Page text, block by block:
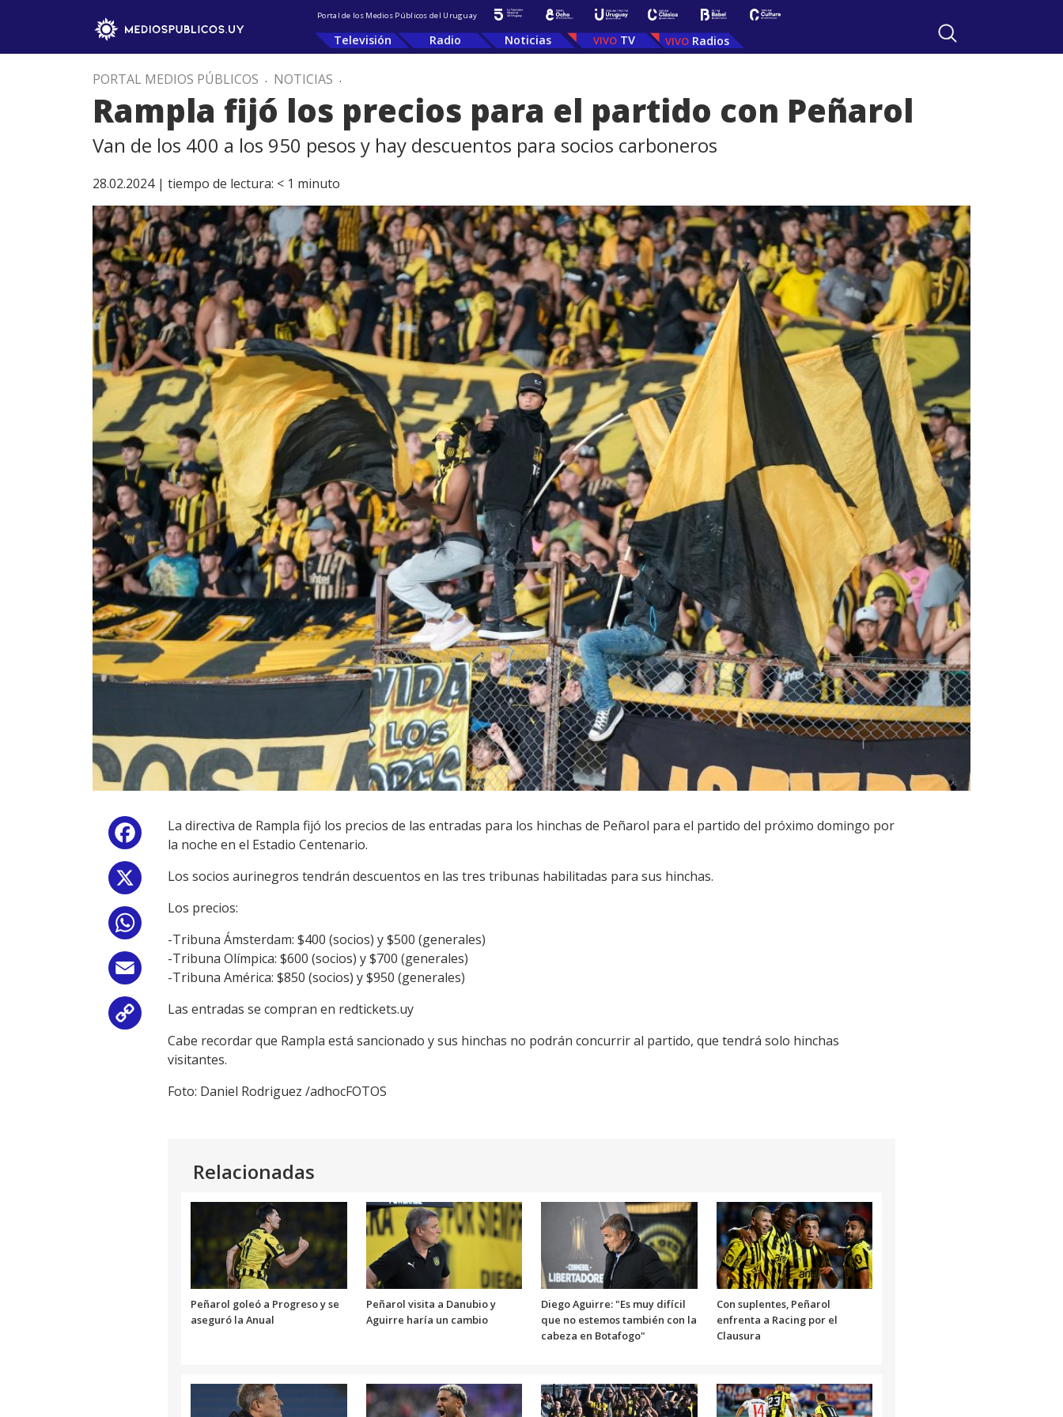
Portal de los Medios Públicos del Uruguay
Televisión Radio Noticias TV Radios
PORTAL MEDIOS PÚBLICOS . NOTICIAS .
Rampla fijó los precios para el partido con Peñarol
Van de los 400 a los 950 pesos y hay descuentos para socios carboneros
28.02.2024 | tiempo de lectura: < 1 minuto
Facebook
Email
Copy
Link
La directiva de Rampla fijó los precios de las entradas para los hinchas de Peñarol para el partido del próximo domingo por
la noche en el Estadio Centenario.
Los socios aurinegros tendrán descuentos en las tres tribunas habilitadas para sus hinchas.
Los precios:
-Tribuna Ámsterdam: $400 (socios) y $500 (generales)
-Tribuna Olímpica: $600 (socios) y $700 (generales)
-Tribuna América: $850 (socios) y $950 (generales)
Las entradas se compran en redtickets.uy
Cabe recordar que Rampla está sancionado y sus hinchas no podrán concurrir al partido, que tendrá solo hinchas
visitantes.
Foto: Daniel Rodriguez /adhocFOTOS
Relacionadas
Peñarol goleó a Progreso y se
aseguró la Anual
Peñarol visita a Danubio y
Aguirre haría un cambio
Diego Aguirre: "Es muy difícil
que no estemos también con la
cabeza en Botafogo"
Con suplentes, Peñarol
enfrenta a Racing por el
Clausura